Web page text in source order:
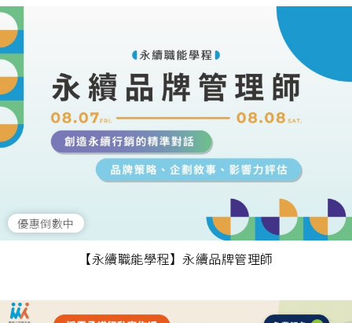
優惠倒數中
【永續職能學程】永續品牌管理師